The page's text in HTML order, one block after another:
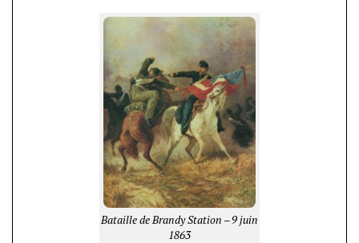
Bataille de Brandy Station – 9 juin
1863